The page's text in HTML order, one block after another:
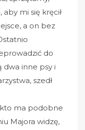
mi się kręcił
a on bez
do
dwa inne psy i
szedł
ma podobne
Majora widzę,